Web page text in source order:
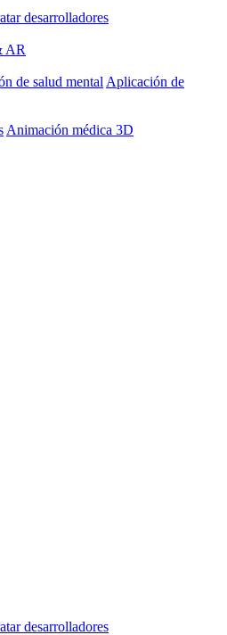
desarrolladores
AR
de salud mental Aplicación de
Animación médica 3D
desarrolladores